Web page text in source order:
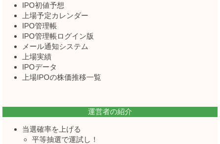
IPO初値予想
上場予定カレンダー
IPO管理帳
IPO管理帳ログイン版
メール通知システム
上場実績
IPOデータ
上場IPOの株価推移一覧
運営者の紹介
当選確率を上げる
平等抽選で運試し！